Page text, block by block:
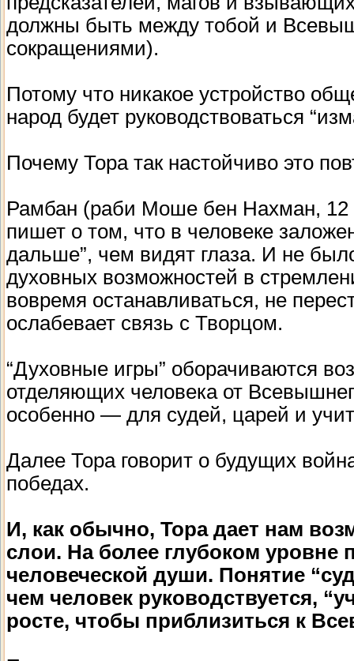
должны быть между тобой и
сокращениями).
Потому что никакое устройство
народ будет руководствоваться
Почему Тора так настойчиво это
Рамбан (раби Моше бен Нахман, 12
пишет о том, что в человеке
дальше”, чем видят глаза. И не
духовных возможностей в
вовремя останавливаться, не
ослабевает связь с Творцом.
“Духовные игры” оборачиваются
отделяющих человека от
особенно — для судей, царей и
Далее Тора говорит о будущих
победах.
И, как обычно, Тора дает нам
слои. На более глубоком уровне
человеческой души. Понятие
чем человек руководствуется,
росте, чтобы приблизиться к